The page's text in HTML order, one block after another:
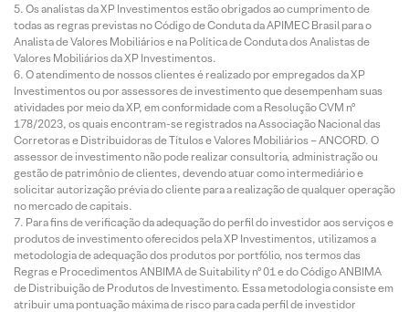
Os analistas da XP Investimentos estão obrigados ao cumprimento de
todas as regras previstas no Código de Conduta da APIMEC Brasil para o
Analista de Valores Mobiliários e na Política de Conduta dos Analistas de
Valores Mobiliários da XP Investimentos.
O atendimento de nossos clientes é realizado por empregados da XP
Investimentos ou por assessores de investimento que desempenham suas
atividades por meio da XP, em conformidade com a Resolução CVM nº
178/2023, os quais encontram-se registrados na Associação Nacional das
Corretoras e Distribuidoras de Títulos e Valores Mobiliários – ANCORD. O
assessor de investimento não pode realizar consultoria, administração ou
gestão de patrimônio de clientes, devendo atuar como intermediário e
solicitar autorização prévia do cliente para a realização de qualquer operação
no mercado de capitais.
Para fins de verificação da adequação do perfil do investidor aos serviços e
produtos de investimento oferecidos pela XP Investimentos, utilizamos a
metodologia de adequação dos produtos por portfólio, nos termos das
Regras e Procedimentos ANBIMA de Suitability nº 01 e do Código ANBIMA
de Distribuição de Produtos de Investimento. Essa metodologia consiste em
atribuir uma pontuação máxima de risco para cada perfil de investidor